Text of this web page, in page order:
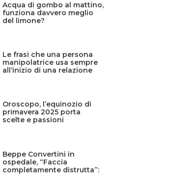
Acqua di gombo al mattino,
funziona davvero meglio
del limone?
Le frasi che una persona
manipolatrice usa sempre
all’inizio di una relazione
Oroscopo, l’equinozio di
primavera 2025 porta
scelte e passioni
Beppe Convertini in
ospedale, “Faccia
completamente distrutta”: